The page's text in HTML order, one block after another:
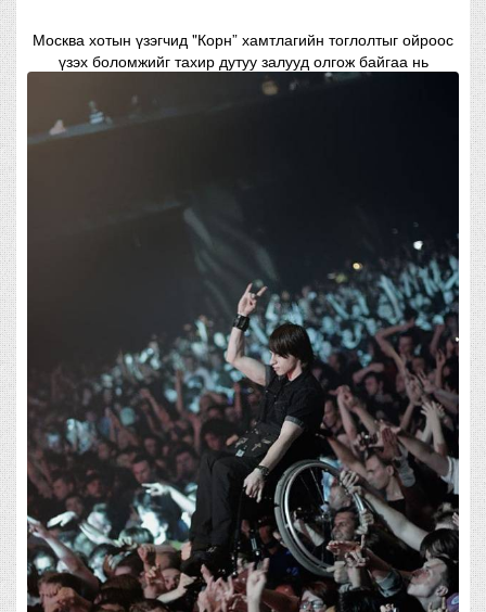
Москва хотын үзэгчид "Корн” хамтлагийн тоглолтыг ойроос
үзэх боломжийг тахир дутуу залууд олгож байгаа нь